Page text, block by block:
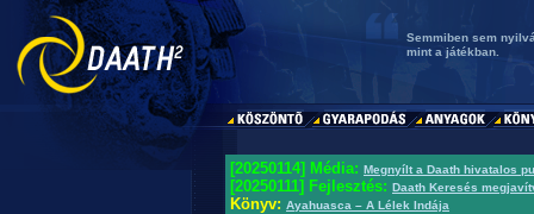
Semmiben sem
mint a játékban.
[20250114] Média: Megnyílt a Daath hivatalos
[20250111] Fejlesztés: Daath Keresés
Könyv: Ayahuasca – A Lélek Indája